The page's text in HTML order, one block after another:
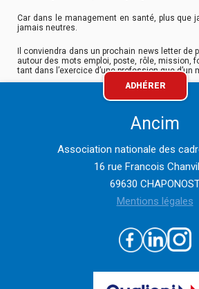
Car dans le management en santé, plus que
jamais neutres.
Il conviendra dans un prochain news letter de
autour des mots emploi, poste, rôle, mission,
tant dans l’exercice d’une profession que d’un
ADHÉRER
Ancim
Association nationale des
16 rue Francois
69630
Mentions légales